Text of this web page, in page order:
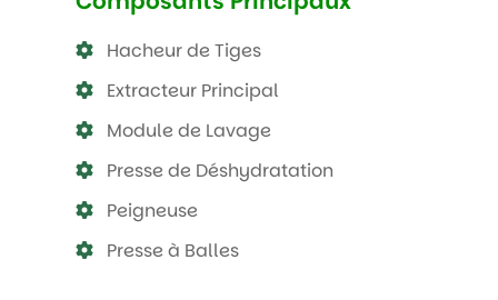
Hacheur de Tiges
Extracteur Principal
Module de Lavage
Presse de Déshydratation
Peigneuse
Presse à Balles